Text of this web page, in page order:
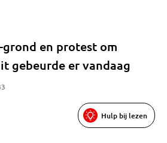
en protest om
gebeurde er vandaag
Hulp bij lezen